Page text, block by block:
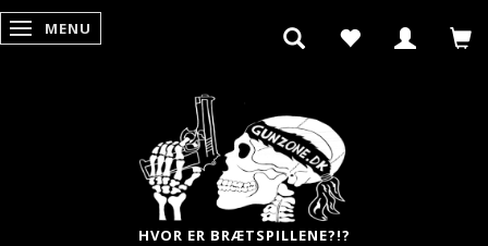
SKIFTE NAVIGATION
MENU
HVOR ER BRÆTSPILLENE?!?